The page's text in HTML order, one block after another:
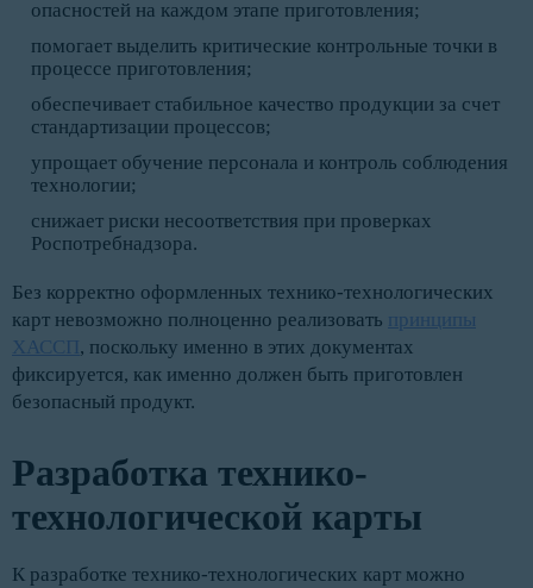
опасностей на каждом этапе приготовления;
помогает выделить критические контрольные точки в
процессе приготовления;
обеспечивает стабильное качество продукции за счет
стандартизации процессов;
упрощает обучение персонала и контроль соблюдения
технологии;
снижает риски несоответствия при проверках
Роспотребнадзора.
Без корректно оформленных технико-технологических
карт невозможно полноценно реализовать принципы
ХАССП, поскольку именно в этих документах
фиксируется, как именно должен быть приготовлен
безопасный продукт.
Разработка технико-
технологической карты
К разработке технико-технологических карт можно